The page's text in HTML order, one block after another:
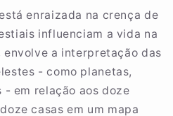
enraizada na crença de
influenciam a vida na
envolve a interpretação das
- como planetas,
- em relação aos doze
casas em um mapa